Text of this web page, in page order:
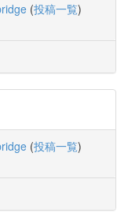
(投稿一覧)
(投稿一覧)